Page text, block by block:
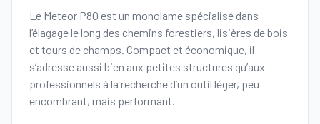
Le Meteor P80 est un monolame spécialisé dans
l’élagage le long des chemins forestiers, lisières de bois
et tours de champs. Compact et économique, il
s’adresse aussi bien aux petites structures qu’aux
professionnels à la recherche d’un outil léger, peu
encombrant, mais performant.